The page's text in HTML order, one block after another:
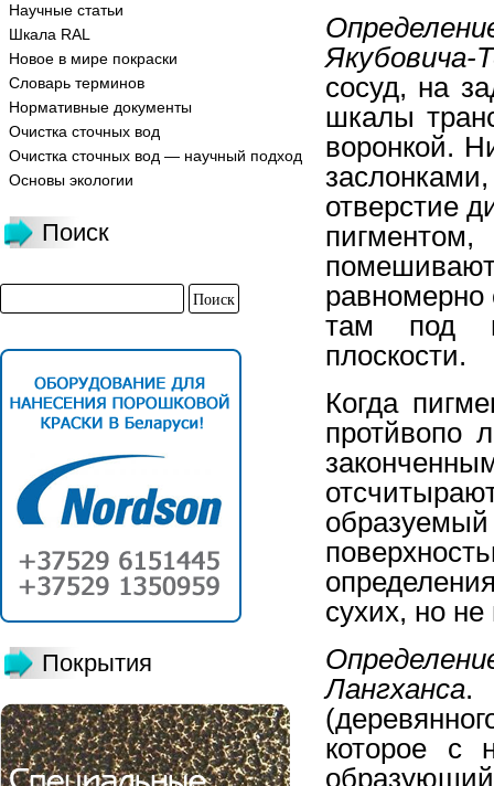
Научные статьи
Шкала RAL
Новое в мире покраски
Словарь терминов
Нормативные документы
Очистка сточных вод
Очистка сточных вод — научный подход
Основы экологии
Поиск
Покрытия
Якубовича-
сосуд, на
шкалы
воронкой.
отверстие
равномерно
там под
плоскости.
Когда
протйвопо
сухих, но
Лангханса.
которое с